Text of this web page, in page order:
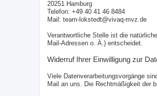
20251 Hamburg
Telefon: +49 40 41 46 8484
Mail: team-lokstedt@vivaq-mvz.de
Verantwortliche Stelle ist die
Mail-Adressen o. Ä.) entscheidet.
Widerruf Ihrer Einwilligung zur
Viele Datenverarbeitungsvorgänge
Mail an uns. Die Rechtmäßigkeit der